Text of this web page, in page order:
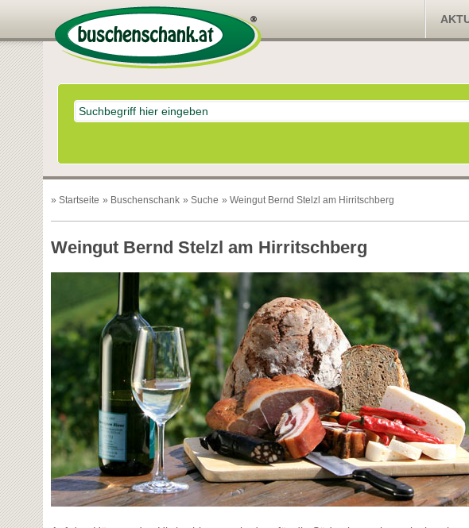
» Startseite » Buschenschank » Suche » Weingut Bernd Stelzl am Hirritschberg
Weingut Bernd Stelzl am Hirritschberg